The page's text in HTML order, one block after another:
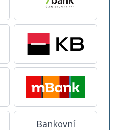
Bankovní